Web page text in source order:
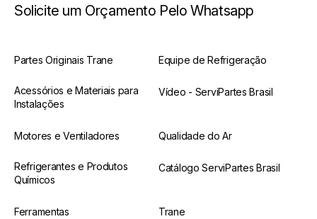
Solicite um Orçamento Pelo Whatsapp
Partes Originais Trane Equipe de Refrigeração
Acessórios e Materiais para
Instalações
Vídeo - ServiPartes Brasil
Motores e Ventiladores Qualidade do Ar
Refrigerantes e Produtos
Químicos
Catálogo ServiPartes Brasil
Ferramentas Trane